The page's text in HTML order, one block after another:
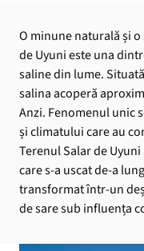
O minune naturală și
de Uyuni este una
saline din lume.
salina acoperă
Anzi. Fenomenul unic
și climatului care au
Terenul Salar de
care s-a uscat de-a
transformat într-un
de sare sub influența